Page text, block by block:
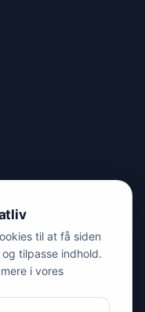
til at få siden
tilpasse indhold.
i vores